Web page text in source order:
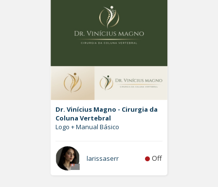
Dr. Vinícius Magno - Cirurgia da
Coluna Vertebral
Logo + Manual Básico
larissaserr Off